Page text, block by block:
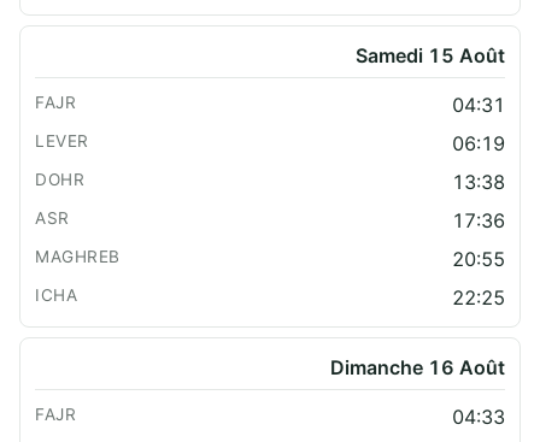
Samedi 15 Août
04:31
06:19
13:38
17:36
20:55
22:25
Dimanche 16 Août
04:33